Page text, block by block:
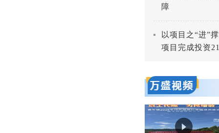
障
以项目之“进”
项目完成投资